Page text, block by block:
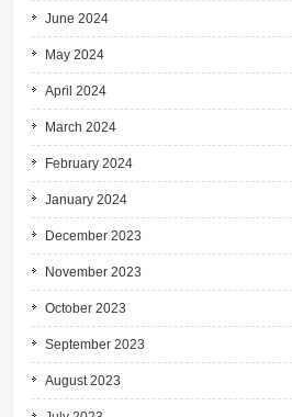
June 2024
May 2024
April 2024
March 2024
February 2024
January 2024
December 2023
November 2023
October 2023
September 2023
August 2023